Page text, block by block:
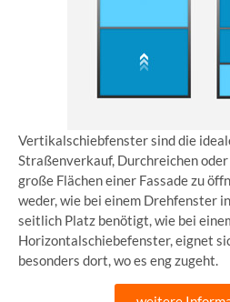
Vertikalschiebfenster sind die
Straßenverkauf, Durchreichen
große Flächen einer Fassade zu
weder, wie bei einem Drehfenster
seitlich Platz benötigt, wie bei
Horizontalschiebefenster, eignet
besonders dort, wo es eng zugeht.